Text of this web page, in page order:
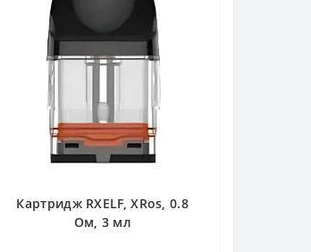
Картридж RXELF, XRos, 0.8
Ом, 3 мл